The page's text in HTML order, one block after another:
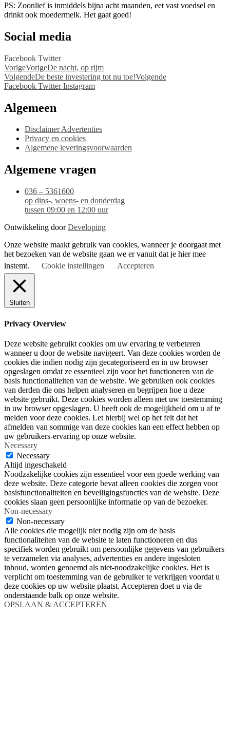
PS: Zoonlief is inmiddels bijna acht maanden, eet vast voedsel en
drinkt ook moedermelk. Het gaat goed!
Social media
Facebook Twitter
VorigeVorigeDe nacht, op rijm
VolgendeDe beste investering tot nu toe!Volgende
Facebook Twitter Instagram
Algemeen
Disclaimer Advertenties
Privacy en cookies
Algemene leveringsvoorwaarden
Algemene vragen
036 – 5361600
op dins-, woens- en donderdag
tussen 09:00 en 12:00 uur
Ontwikkeling doorDeveloping
Onze website maakt gebruik van cookies, wanneer je doorgaat met
het bezoeken van de website gaan we er vanuit dat je hier mee
instemt.
Cookie instellingen Accepteren
Sluiten
Privacy Overview
Deze website gebruikt cookies om uw ervaring te verbeteren
wanneer u door de website navigeert. Van deze cookies worden de
cookies die indien nodig zijn gecategoriseerd en in uw browser
opgeslagen omdat ze essentieel zijn voor het functioneren van de
basis functionaliteiten van de website. We gebruiken ook cookies
van derden die ons helpen analyseren en begrijpen hoe u deze
website gebruikt. Deze cookies worden alleen met uw toestemming
in uw browser opgeslagen. U heeft ook de mogelijkheid om u af te
melden voor deze cookies. Let hierbij wel op het feit dat het
afmelden van sommige van deze cookies kan een effect hebben op
uw gebruikers-ervaring op onze website.
Necessary
Necessary
Altijd ingeschakeld
Noodzakelijke cookies zijn essentieel voor een goede werking van
deze website. Deze categorie bevat alleen cookies die zorgen voor
basisfunctionaliteiten en beveiligingsfuncties van de website. Deze
cookies slaan geen persoonlijke informatie op van de bezoeker.
Non-necessary
Non-necessary
Alle cookies die mogelijk niet nodig zijn om de basis
functionaliteiten van de website te laten functioneren en dus
specifiek worden gebruikt om persoonlijke gegevens van gebruikers
te verzamelen via analyses, advertenties en andere ingesloten
inhoud, worden genoemd als niet-noodzakelijke cookies. Het is
verplicht om toestemming van de gebruiker te verkrijgen voordat u
deze cookies op uw website plaatst. Accepteren doet u via de
onderstaande balk op onze website.
OPSLAAN & ACCEPTEREN